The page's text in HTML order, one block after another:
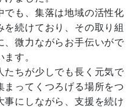
も、集落は地域の活性化
続けており、その取り組
、微力ながらお手伝いがで
す。
ちが少しでも長く元気で
ってくつろげる場所をつ
事にしながら、支援を続け